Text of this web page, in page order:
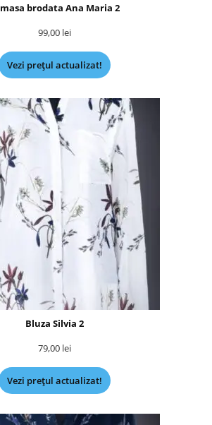
brodata Ana Maria 2
99,00 lei
Vezi prețul actualizat!
Bluza Silvia 2
79,00 lei
Vezi prețul actualizat!